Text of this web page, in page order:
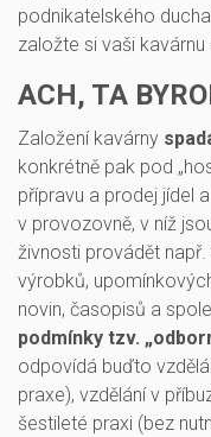
podnikatelského
založte si vaši kavárnu
ACH, TA
Založení kavárny
konkrétně pak pod
přípravu a prodej jídel
v provozovně, v níž
živnosti provádět
výrobků,
novin, časopisů a
podmínky tzv.
odpovídá buďto
praxe), vzdělání v
šestileté praxi (bez